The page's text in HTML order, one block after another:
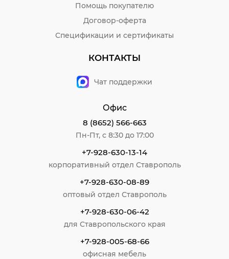
Помощь покупателю
Договор-оферта
Спецификации и сертификаты
КОНТАКТЫ
Чат поддержки
Офис
8 (8652) 566-663
Пн-Пт, с 8:30 до 17:00
+7-928-630-13-14
корпоративный отдел Ставрополь
+7-928-630-08-89
оптовый отдел Ставрополь
+7-928-630-06-42
для Ставропольского края
+7-928-005-68-66
офисная мебель